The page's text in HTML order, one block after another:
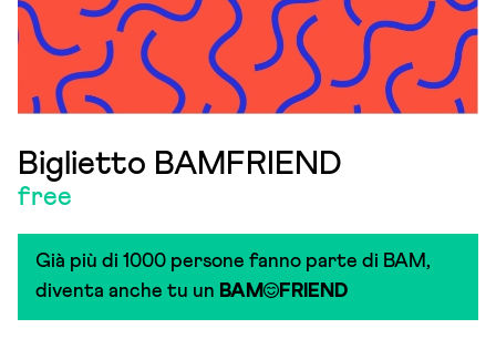
Biglietto BAMFRIEND
free
Già più di 1000 persone fanno parte di BAM,
diventa anche tu un BAM FRIEND